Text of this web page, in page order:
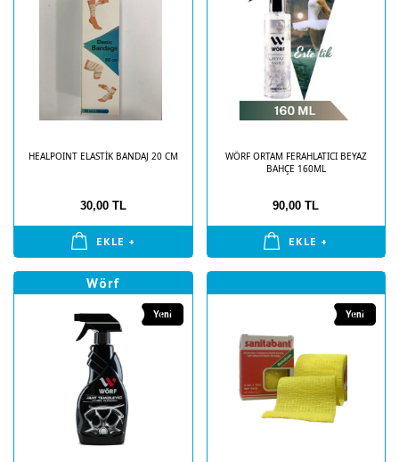
HEALPOINT ELASTİK BANDAJ 20 CM
30,00 TL
EKLE +
WÖRF ORTAM FERAHLATICI BEYAZ
BAHÇE 160ML
90,00 TL
EKLE +
Wörf
Yeni Yeni